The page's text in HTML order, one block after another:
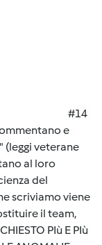
#14
e
veterane
al loro
del
scriviamo viene
il team,
PIù E PIù